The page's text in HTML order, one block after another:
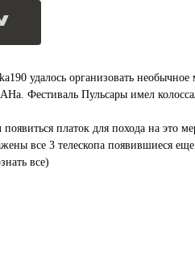
удалось организовать необычное
Фестиваль Пульсары имел
платок для похода на это
все 3 телескопа появившиеся еще
все)